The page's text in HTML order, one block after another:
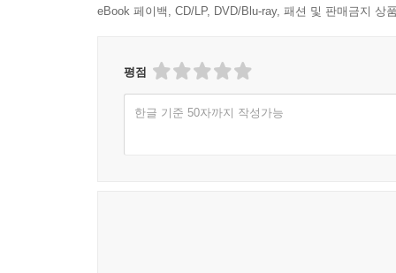
“그래서 그가 내 사진을 갖고 있었던 거야. 나에
엄마는 아무 말이 없었다.
열심히 길을 찾는 아이들의 모습, 미스터리의 실
진행되는 전개 방식에 작품을 속도감 있게 감상
eBook 페이백, CD/LP, DVD/Blu-ray, 패션 및 판매금지 상
평점
한글 기준 50자까지 작성가능